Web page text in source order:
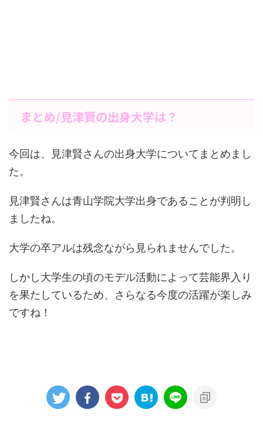
まとめ/見津賢の出身大学は？
今回は、見津賢さんの出身大学についてまとめまし
た。
見津賢さんは青山学院大学出身であることが判明し
ましたね。
大学の卒アルは残念ながら見られませんでした。
しかし大学生の頃のモデル活動によって芸能界入り
を果たしているため、さらなる今度の活躍が楽しみ
ですね！